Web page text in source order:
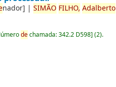
nador] |SIMÃO FILHO, Adalberto
dechamada:342.2 D598](2).